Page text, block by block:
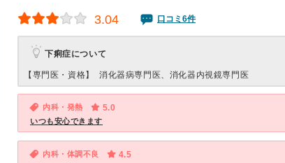
3.04 口コミ6件
下痢症について
【専門医・資格】 消化器病専門医、消化器内視鏡専門医
内科・発熱 5.0
いつも安心できます
内科・体調不良 4.5